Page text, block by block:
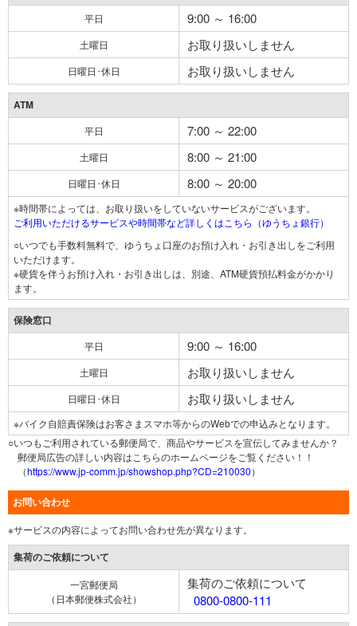
平日 9:00 ～ 16:00
土曜日 お取り扱いしません
日曜日･休日 お取り扱いしません
ATM
平日 7:00 ～ 22:00
土曜日 8:00 ～ 21:00
日曜日･休日 8:00 ～ 20:00
※時間帯によっては、お取り扱いをしていないサービスがございます。
ご利用いただけるサービスや時間帯など詳しくはこちら（ゆうちょ銀行）
○いつでも手数料無料で、ゆうちょ口座のお預け入れ・お引き出しをご利用
いただけます。
※硬貨を伴うお預け入れ・お引き出しは、別途、ATM硬貨預払料金がかかり
ます。
保険窓口
平日 9:00 ～ 16:00
土曜日 お取り扱いしません
日曜日･休日 お取り扱いしません
※バイク自賠責保険はお客さまスマホ等からのWebでの申込みとなります。
○いつもご利用されている郵便局で、商品やサービスを宣伝してみませんか？
郵便局広告の詳しい内容はこちらのホームページをご覧ください！！
（https://www.jp-comm.jp/showshop.php?CD=210030）
お問い合わせ
※サービスの内容によってお問い合わせ先が異なります。
集荷のご依頼について
一宮郵便局
（日本郵便株式会社）
集荷のご依頼について
0800-0800-111